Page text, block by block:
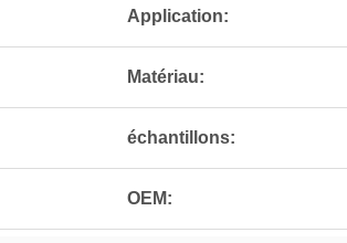
Application:
Matériau:
échantillons:
OEM: